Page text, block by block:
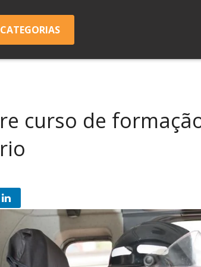
CATEGORIAS
curso de